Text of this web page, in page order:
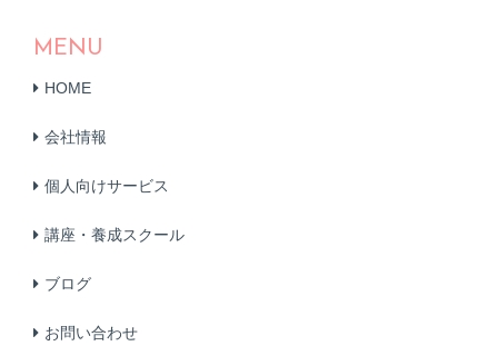
MENU
HOME
会社情報
個人向けサービス
講座・養成スクール
ブログ
お問い合わせ